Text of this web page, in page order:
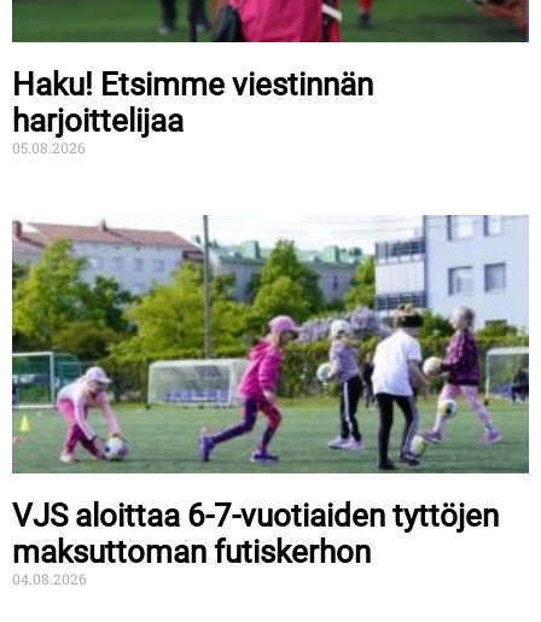
Haku! Etsimme viestinnän
harjoittelijaa
05.08.2026
VJS aloittaa 6-7-vuotiaiden tyttöjen
maksuttoman futiskerhon
04.08.2026